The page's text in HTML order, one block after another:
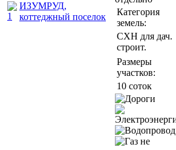
ИЗУМРУД,
коттеджный поселок
Категория
земель:
СХН для дач.
строит.
Размеры
участков:
10 соток